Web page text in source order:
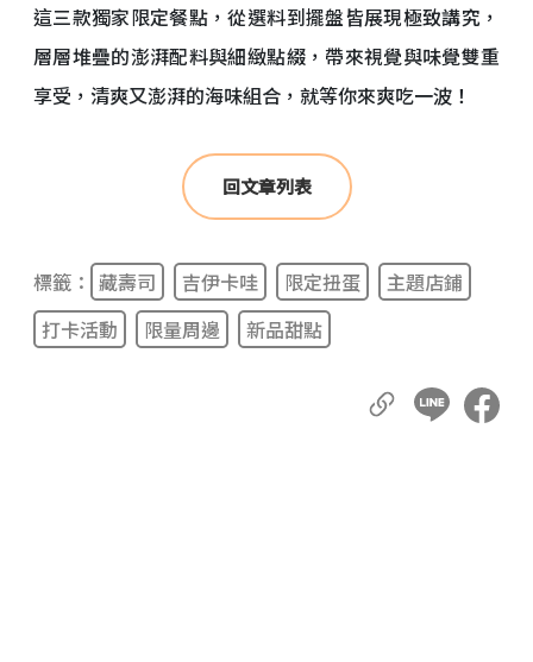
這三款獨家限定餐點，從選料到擺盤皆展現極致講究，
層層堆疊的澎湃配料與細緻點綴，帶來視覺與味覺雙重
享受，清爽又澎湃的海味組合，就等你來爽吃一波！
回文章列表
標籤： 藏壽司 吉伊卡哇 限定扭蛋
主題店鋪
打卡活動
限量周邊 新品甜點